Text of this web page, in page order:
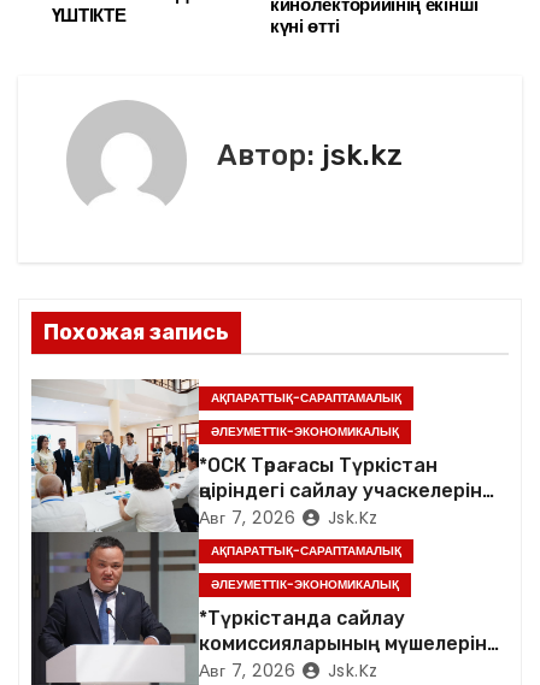
o
k
и
я
п
о
з
а
п
и
күні өтті
ҮШТІКТЕ
Автор: jsk.kz
Похожая запись
АҚПАРАТТЫҚ-САРАПТАМАЛЫҚ
ӘЛЕУМЕТТІК-ЭКОНОМИКАЛЫҚ
*ОСК Төрағасы Түркістан
өңіріндегі сайлау учаскелерін
аралады*
Авг 7, 2026 Jsk.kz
АҚПАРАТТЫҚ-САРАПТАМАЛЫҚ
ӘЛЕУМЕТТІК-ЭКОНОМИКАЛЫҚ
*Түркістанда сайлау
комиссияларының мүшелеріне
арналған семинар өтті*
Авг 7, 2026 Jsk.kz